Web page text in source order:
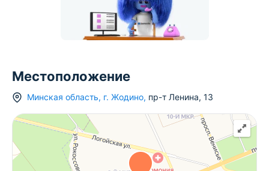
Местоположение
Минская область, г. Жодино, пр-т Ленина, 13